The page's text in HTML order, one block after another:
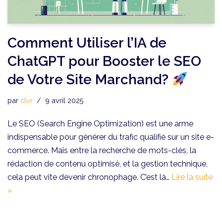
Comment Utiliser l’IA de
ChatGPT pour Booster le SEO
de Votre Site Marchand?
par clvr 9 avril 2025
Le SEO (Search Engine Optimization) est une arme
indispensable pour générer du trafic qualifié sur un site e-
commerce. Mais entre la recherche de mots-clés, la
rédaction de contenu optimisé, et la gestion technique,
cela peut vite devenir chronophage. C’est là… Lire la suite
»